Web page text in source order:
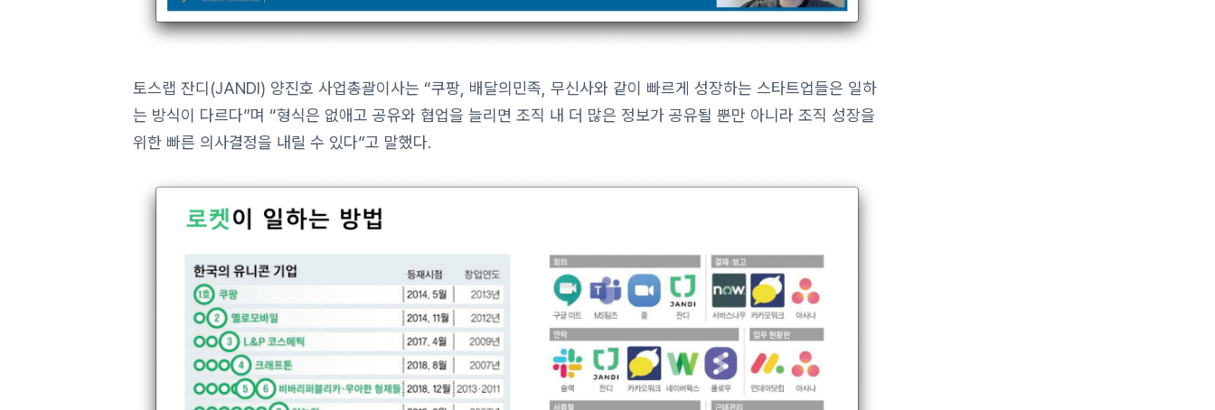
토스랩 잔디(JANDI) 양진호 사업총괄이사는 “쿠팡, 배달의민족, 무신사와 같이 빠르게 성장하는 스타트업들은 일하
는 방식이 다르다”며 “형식은 없애고 공유와 협업을 늘리면 조직 내 더 많은 정보가 공유될 뿐만 아니라 조직 성장을
위한 빠른 의사결정을 내릴 수 있다”고 말했다.